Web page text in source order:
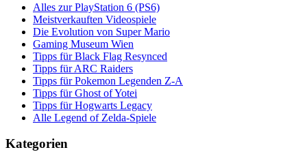
Alles zur PlayStation 6 (PS6)
Meistverkauften Videospiele
Die Evolution von Super Mario
Gaming Museum Wien
Tipps für Black Flag Resynced
Tipps für ARC Raiders
Tipps für Pokemon Legenden Z-A
Tipps für Ghost of Yotei
Tipps für Hogwarts Legacy
Alle Legend of Zelda-Spiele
Kategorien